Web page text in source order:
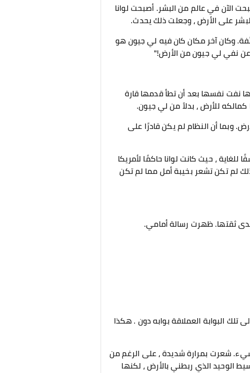
الآن في عالم من البشر. أصبحت لوانا
على الأرض ، وجعلت ذلك يحدث.
وكان آخر مكان كان فيه لي جيون هو
عن نفي لي جيون من الأرض!"
نفت نفسها بعد أن تطأ قدمها قارة
للأرض ، بدلاً من لي جيون.
وبما أن النظام لم يكن قادرًا على
للغاية ، حيث كانت لوانا حاكمًا لأمريكا
لم تكن تشعر بخيبة أمل مما لم تكن
ثقتها. ظهرت رسالة أمامي.
البوابة العملاقة بوابه دون . هكذا
شعرت بمرارة شديدة ، على الرغم من
الوحيد الذي ربطني بالأرض ، لكنها